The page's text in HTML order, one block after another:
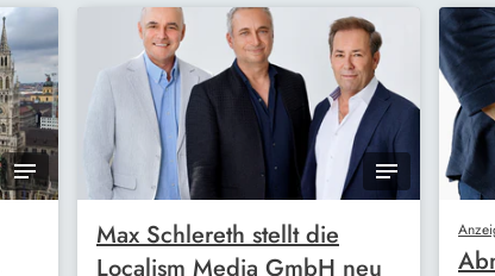
Max Schlereth stellt die
Localism Media GmbH neu